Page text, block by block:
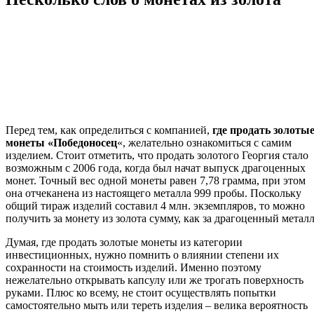
Перед тем, как определиться с компанией, где продать золотые
монеты «Победоносец«, желательно ознакомиться с самим
изделием. Стоит отметить, что продать золотого Георгия стало
возможным с 2006 года, когда был начат выпуск драгоценных
монет. Точный вес одной монеты равен 7,78 грамма, при этом
она отчеканена из настоящего металла 999 пробы. Поскольку
общий тираж изделий составил 4 млн. экземпляров, то можно
получить за монету из золота сумму, как за драгоценный
Думая, где продать золотые монеты из категории
инвестиционных, нужно помнить о влиянии степени их
сохранности на стоимость изделий. Именно поэтому
нежелательно открывать капсулу или же трогать поверхность
руками. Плюс ко всему, не стоит осуществлять попытки
самостоятельно мыть или тереть изделия – велика вероятность